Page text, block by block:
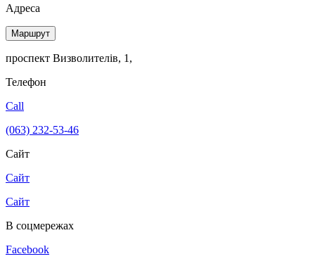
Адреса
Маршрут
проспект Визволителів, 1,
Телефон
Call
(063) 232-53-46
Сайт
Сайт
Сайт
В соцмережах
Facebook